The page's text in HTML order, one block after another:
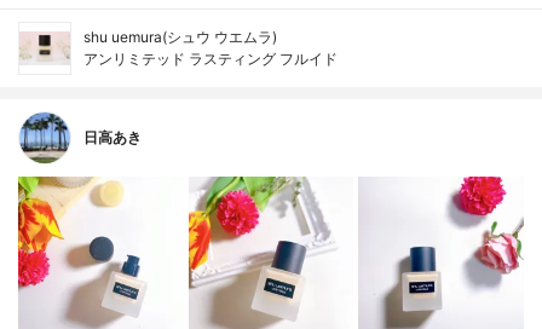
shu uemura(シュウ ウエムラ)
アンリミテッド ラスティング フルイド
日高あき